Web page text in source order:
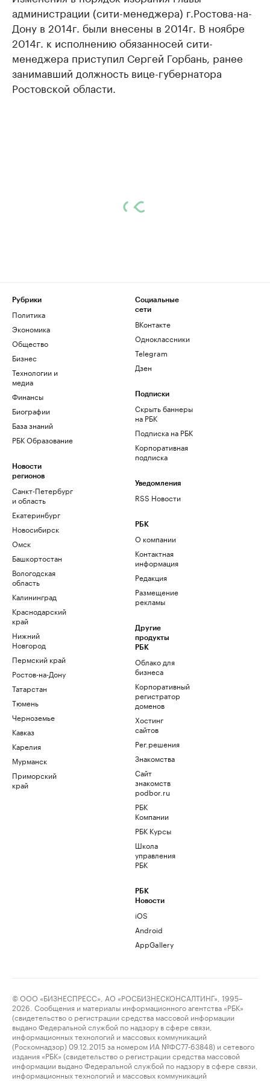
администрации (сити-менеджера) г.Ростова-на-
Дону в 2014г. были внесены в 2014г. В ноябре
2014г. к исполнению обязанносей сити-
менеджера приступил Сергей Горбань, ранее
занимавший должность вице-губернатора
Ростовской области.
Рубрики
Политика
Экономика
Общество
Бизнес
Технологии и
медиа
Финансы
Биографии
База знаний
РБК Образование
Новости
регионов
Санкт-Петербург
и область
Екатеринбург
Новосибирск
Омск
Башкортостан
Вологодская
область
Калининград
Краснодарский
край
Нижний
Новгород
Пермский край
Ростов-на-Дону
Татарстан
Тюмень
Черноземье
Кавказ
Карелия
Мурманск
Приморский
край
Социальные
сети
ВКонтакте
Одноклассники
Telegram
Дзен
Подписки
Скрыть баннеры
на РБК
Подписка на РБК
Корпоративная
подписка
Уведомления
RSS Новости
РБК
О компании
Контактная
информация
Редакция
Размещение
рекламы
Другие
продукты
РБК
Облако для
бизнеса
Корпоративный
регистратор
доменов
Хостинг
сайтов
Рег.решения
Знакомства
Сайт
знакомств
podbor.ru
РБК
Компании
РБК Курсы
Школа
управления
РБК
РБК
Новости
iOS
Android
AppGallery
© ООО «БИЗНЕСПРЕСС», АО «РОСБИЗНЕСКОНСАЛТИНГ», 1995–
2026. Сообщения и материалы информационного агентства «РБК»
(свидетельство о регистрации средства массовой информации
выдано Федеральной службой по надзору в сфере связи,
информационных технологий и массовых коммуникаций
(Роскомнадзор) 09.12.2015 за номером ИА №ФС77-63848) и сетевого
издания «РБК» (свидетельство о регистрации средства массовой
информации выдано Федеральной службой по надзору в сфере связи,
информационных технологий и массовых коммуникаций